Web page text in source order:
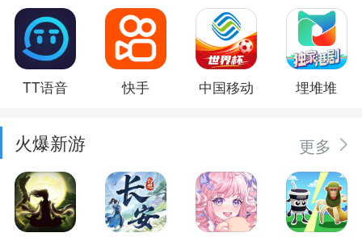
TT语音 快手 中国移动 埋堆堆
火爆新游 更多